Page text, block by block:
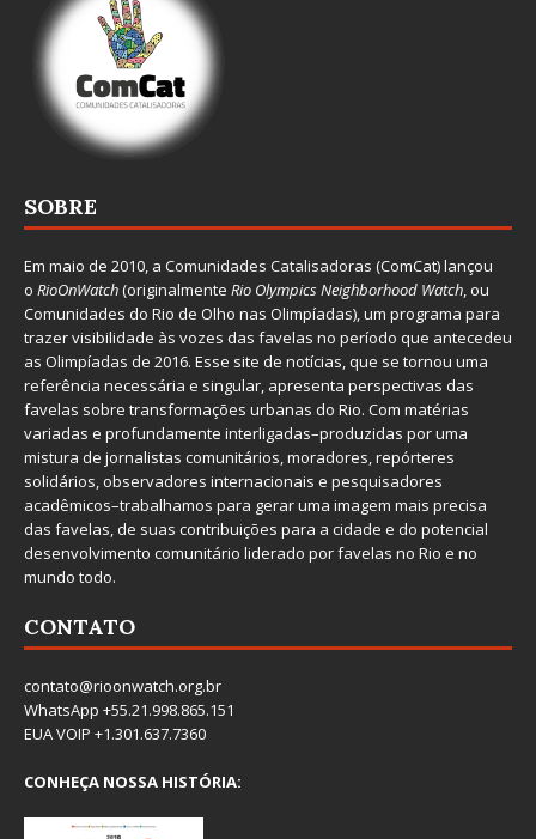
SOBRE
Em maio de 2010, a Comunidades Catalisadoras (ComCat) lançou
o RioOnWatch(originalmente Rio Olympics Neighborhood Watch, ou
Comunidades do Rio de Olho nas Olimpíadas), um programa para
trazer visibilidade às vozes das favelas no período que antecedeu
as Olimpíadas de 2016. Esse site de notícias, que se tornou uma
referência necessária e singular, apresenta perspectivas das
favelas sobre transformações urbanas do Rio. Com matérias
variadas e profundamente interligadas–produzidas por uma
mistura de jornalistas comunitários, moradores, repórteres
solidários, observadores internacionais e pesquisadores
acadêmicos–trabalhamos para gerar uma imagem mais precisa
das favelas, de suas contribuições para a cidade e do potencial
desenvolvimento comunitário liderado por favelas no Rio e no
mundo todo.
CONTATO
contato@rioonwatch.org.br
WhatsApp +55.21.998.865.151
EUA VOIP +1.301.637.7360
CONHEÇA NOSSA HISTÓRIA: